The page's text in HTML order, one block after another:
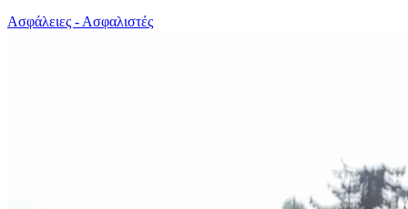
Ασφάλειες - Ασφαλιστές